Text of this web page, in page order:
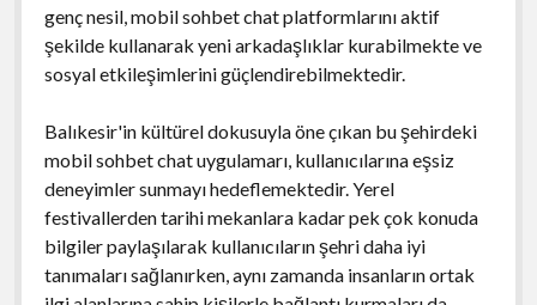
genç nesil, mobil sohbet chat platformlarını aktif
şekilde kullanarak yeni arkadaşlıklar kurabilmekte ve
sosyal etkileşimlerini güçlendirebilmektedir.
Balıkesir'in kültürel dokusuyla öne çıkan bu şehirdeki
mobil sohbet chat uygulamarı, kullanıcılarına eşsiz
deneyimler sunmayı hedeflemektedir. Yerel
festivallerden tarihi mekanlara kadar pek çok konuda
bilgiler paylaşılarak kullanıcıların şehri daha iyi
tanımaları sağlanırken, aynı zamanda insanların ortak